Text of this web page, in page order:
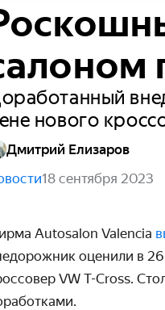
нового
Дмитрий Елизаров
18 сентября 2023
Autosalon Valencia
оценили в
VW T-Cross.